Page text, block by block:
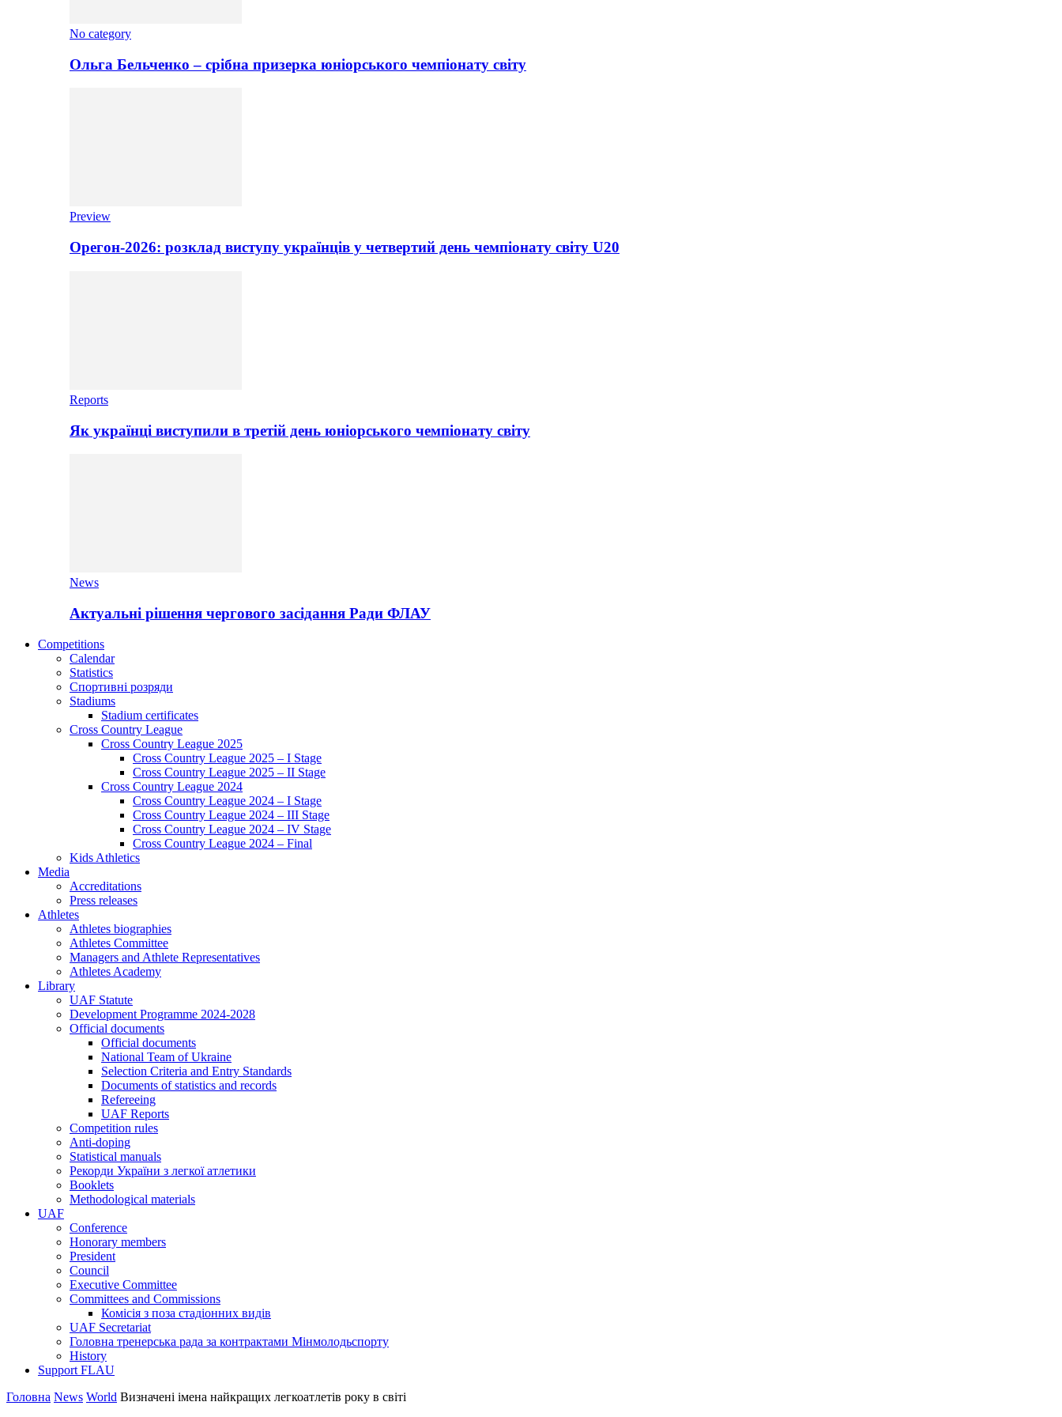
No category
Ольга Бельченко – срібна призерка юніорського чемпіонату світу
Preview
Орегон-2026: розклад виступу українців у четвертий день чемпіонату світу U20
Reports
Як українці виступили в третій день юніорського чемпіонату світу
News
Актуальні рішення чергового засідання Ради ФЛАУ
Competitions
Calendar
Statistics
Спортивні розряди
Stadiums
Stadium certificates
Cross Country League
Cross Country League 2025
Cross Country League 2025 – I Stage
Cross Country League 2025 – II Stage
Cross Country League 2024
Cross Country League 2024 – I Stage
Cross Country League 2024 – III Stage
Cross Country League 2024 – IV Stage
Cross Country League 2024 – Final
Kids Athletics
Media
Accreditations
Press releases
Athletes
Athletes biographies
Athletes Committee
Managers and Athlete Representatives
Athletes Academy
Library
UAF Statute
Development Programme 2024-2028
Official documents
Official documents
National Team of Ukraine
Selection Criteria and Entry Standards
Documents of statistics and records
Refereeing
UAF Reports
Competition rules
Anti-doping
Statistical manuals
Рекорди України з легкої атлетики
Booklets
Methodological materials
UAF
Conference
Honorary members
President
Council
Executive Committee
Committees and Commissions
Комісія з поза стадіонних видів
UAF Secretariat
Головна тренерська рада за контрактами Мінмолодьспорту
History
Support FLAU
Головна News World Визначені імена найкращих легкоатлетів року в світі